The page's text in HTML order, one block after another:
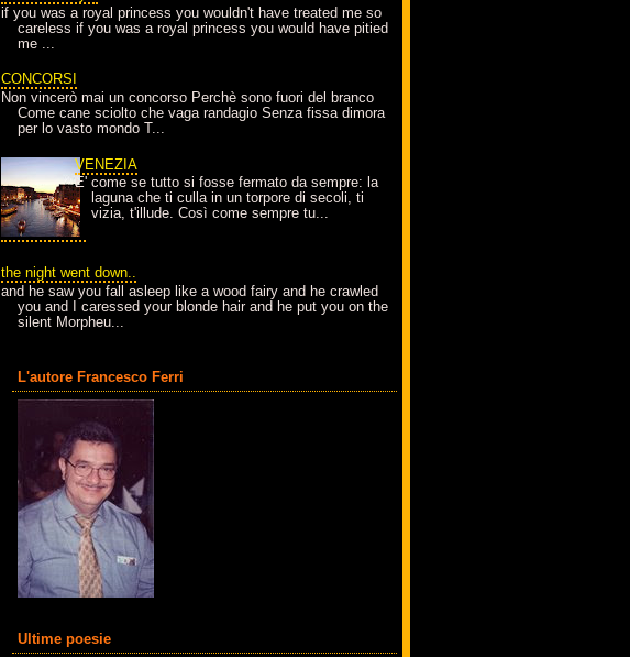
if you was a royal princess you wouldn't have treated me so
careless if you was a royal princess you would have pitied
me ...
CONCORSI
Non vincerò mai un concorso Perchè sono fuori del branco
Come cane sciolto che vaga randagio Senza fissa dimora
per lo vasto mondo T...
VENEZIA
E' come se tutto si fosse fermato da sempre: la
laguna che ti culla in un torpore di secoli, ti
vizia, t'illude. Così come sempre tu...
the night went down..
and he saw you fall asleep like a wood fairy and he crawled
you and I caressed your blonde hair and he put you on the
silent Morpheu...
L'autore Francesco Ferri
Ultime poesie